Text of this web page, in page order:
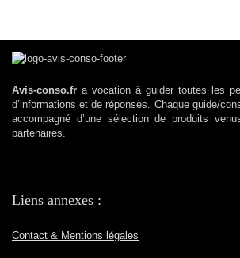
Avis-conso.fr a vocation à guider toutes les
d’informations et de réponses. Chaque guide/
accompagné d’une sélection de produits
partenaires.
Liens annexes :
Contact & Mentions légales